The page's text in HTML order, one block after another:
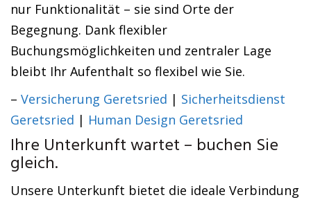
nur Funktionalität – sie sind Orte der
Begegnung. Dank flexibler
Buchungsmöglichkeiten und zentraler Lage
bleibt Ihr Aufenthalt so flexibel wie Sie.
– Versicherung Geretsried | Sicherheitsdienst
Geretsried | Human Design Geretsried
Ihre Unterkunft wartet – buchen Sie
gleich.
Unsere Unterkunft bietet die ideale Verbindung